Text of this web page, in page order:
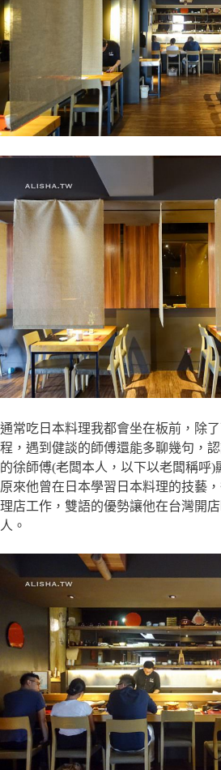
通常吃日本料理我都會坐在板前，除
程，遇到健談的師傅還能多聊幾句，
的徐師傅(老闆本人，以下以老闆稱呼
原來他曾在日本學習日本料理的技藝
理店工作，雙語的優勢讓他在台灣開
人。